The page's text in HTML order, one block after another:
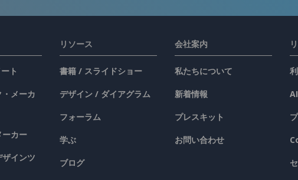
ト
メーカ
ーカー
インツ
リソース
書籍 / スライドショー
デザイン / ダイアグラム
フォーラム
学ぶ
ブログ
会社案内
私たちについて
新着情報
プレスキット
お問い合わせ